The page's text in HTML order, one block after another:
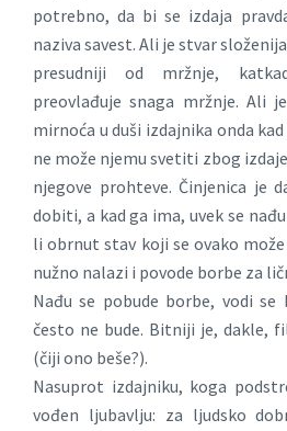
potrebno, da bi se izdaja
naziva savest. Ali je stvar
presudniji od mržnje,
preovlađuje snaga mržnje. Ali
mirnoća u duši izdajnika onda
ne može njemu svetiti zbog
njegove prohteve. Činjenica je
dobiti, a kad ga ima, uvek se
li obrnut stav koji se ovako
nužno nalazi i povode borbe za
Nađu se pobude borbe, vodi
često ne bude. Bitniji je, dakle,
(čiji ono beše?).
Nasuprot izdajniku, koga
vođen ljubavlju: za ljudsko